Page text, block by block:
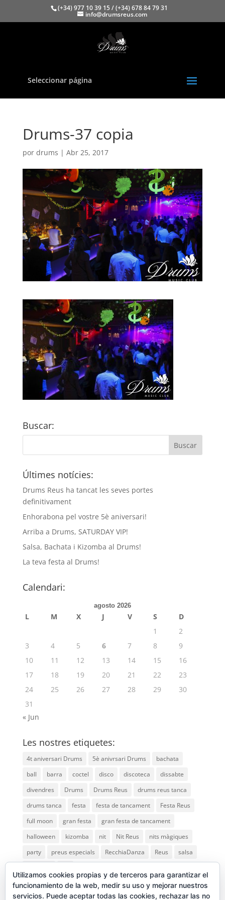
(+34) 977 10 39 15 / (+34) 678 84 79 31
info@drumsreus.com
Seleccionar página
Drums-37 copia
por drums | Abr 25, 2017
Buscar:
Últimes notícies:
Drums Reus ha tancat les seves portes
definitivament
Enhorabona pel vostre 5è aniversari!
Arriba a Drums, SATURDAY VIP!
Salsa, Bachata i Kizomba al Drums!
La teva festa al Drums!
Calendari:
agosto 2026
L M X J V S
D
1
2
3
4 5 6 7 8
9
10
11 12 13 14 15
16
17
18 19 20 21 22
23
24
25 26 27 28 29
30
31
« Jun
Les nostres etiquetes:
4t aniversari Drums 5è anivrsari Drums
bachata
ball
barra coctel disco discoteca
dissabte
divendres
Drums Drums Reus
drums reus tanca
drums tanca
festa festa de tancament
Festa Reus
full moon
gran festa
gran festa de tancament
halloween
kizomba nit Nit Reus
nits màgiques
party
preus especials RecchiaDanza Reus
salsa
Utilizamos cookies propias y de terceros para garantizar el
funcionamiento de la web, medir su uso y mejorar nuestros
servicios. Puede aceptar todas las cookies, rechazar las no